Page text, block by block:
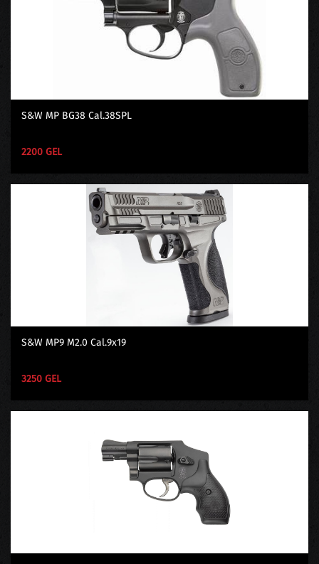
S&W MP BG38 Cal.38SPL
2200 GEL
S&W MP9 M2.0 Cal.9x19
3250 GEL